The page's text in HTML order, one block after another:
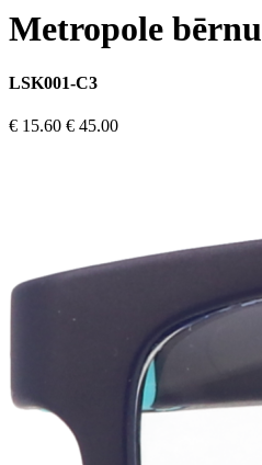
Metropole bērnu
LSK001-C3
€ 15.60 € 45.00